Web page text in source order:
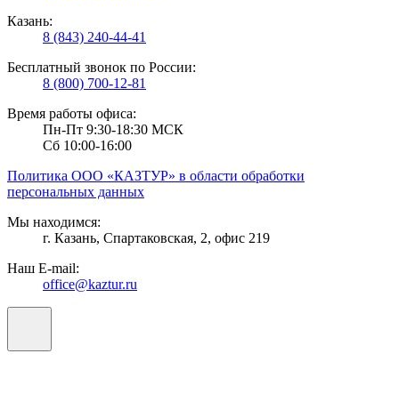
Казань:
8 (843) 240-44-41
Бесплатный звонок по России:
8 (800) 700-12-81
Время работы офиса:
Пн-Пт 9:30-18:30 МСК
Сб 10:00-16:00
Политика ООО «КАЗТУР» в области обработки
персональных данных
Мы находимся:
г. Казань, Спартаковская, 2, офис 219
Наш E-mail:
office@kaztur.ru